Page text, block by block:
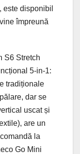
este disponibil
împreună
S6 Stretch
5-in-1:
tradiționale
dar se
uscat și
are un
la
Go Mini